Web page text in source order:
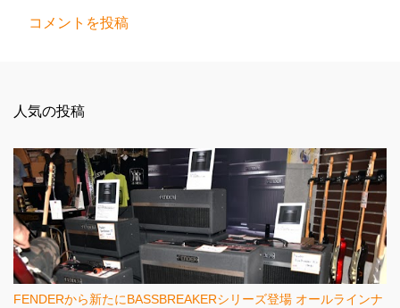
ト
コメントを投稿
人気の投稿
FENDERから新たにBASSBREAKERシリーズ登場 オールラインナ